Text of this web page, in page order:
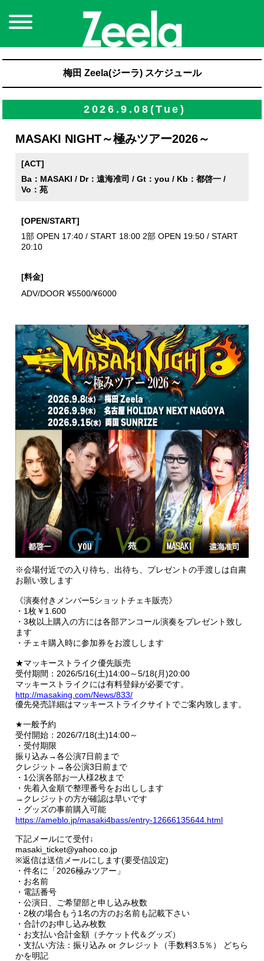
梅田 Zeela(ジーラ) スケジュール
2026.9.08(Tue)
MASAKI NIGHT～極みツアー2026～
[ACT]
Ba：MASAKI / Dr：遠海准司 / Gt：you / Kb：都啓一 /
Vo：苑
[OPEN/START]
1部 OPEN 17:40 / START 18:00 2部 OPEN 19:50 / START
20:10
[料金]
ADV/DOOR ¥5500/¥6000
※会場付近での入り待ち、出待ち、プレゼントの手渡しは自粛
お願い致します
《演奏付きメンバー5ショットチェキ販売》
・1枚￥1.600
・3枚以上購入の方には各部アンコール演奏をプレゼント致し
ます
・チェキ購入時に参加券をお渡しします
★マッキーストライク優先販売
受付期間：2026/5/16(土)14:00～5/18(月)20:00
マッキーストライクには有料登録が必要です。
http://masaking.com/News/833/
優先発売詳細はマッキーストライクサイトでご案内致します。
★一般予約
受付開始：2026/7/18(土)14:00～
・受付期限
振り込み→各公演7日前まで
クレジット→各公演3日前まで
・1公演各部お一人様2枚まで
・先着入金順で整理番号をお出しします
→クレジットの方が確認は早いです
・グッズの事前購入可能
https://ameblo.jp/masaki4bass/entry-12666135644.html
下記メールにて受付↓
masaki_ticket@yahoo.co.jp
※返信は送信メールにします(要受信設定)
・件名に「2026極みツアー」
・お名前
・電話番号
・公演日、ご希望部と申し込み枚数
・2枚の場合もう1名の方のお名前も記載下さい
・合計のお申し込み枚数
・お支払い合計金額（チケット代＆グッズ）
・支払い方法：振り込み or クレジット（手数料3.5％） どちら
かを明記